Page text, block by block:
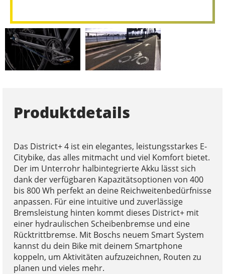
Produktdetails
Das District+ 4 ist ein elegantes, leistungsstarkes E-
Citybike, das alles mitmacht und viel Komfort bietet.
Der im Unterrohr halbintegrierte Akku lässt sich
dank der verfügbaren Kapazitätsoptionen von 400
bis 800 Wh perfekt an deine Reichweitenbedürfnisse
anpassen. Für eine intuitive und zuverlässige
Bremsleistung hinten kommt dieses District+ mit
einer hydraulischen Scheibenbremse und eine
Rücktrittbremse. Mit Boschs neuem Smart System
kannst du dein Bike mit deinem Smartphone
koppeln, um Aktivitäten aufzuzeichnen, Routen zu
planen und vieles mehr.